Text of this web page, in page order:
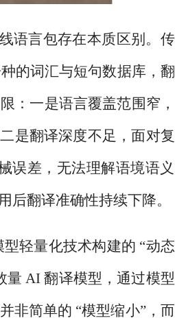
语言包存在本质区别。
的词汇与短句数据库，
：一是语言覆盖范围窄
是翻译深度不足，面对
误差，无法理解语境语
翻译准确性持续下降。
轻量化技术构建的 “动
量 AI 翻译模型，通过模
非简单的 “模型缩小”，